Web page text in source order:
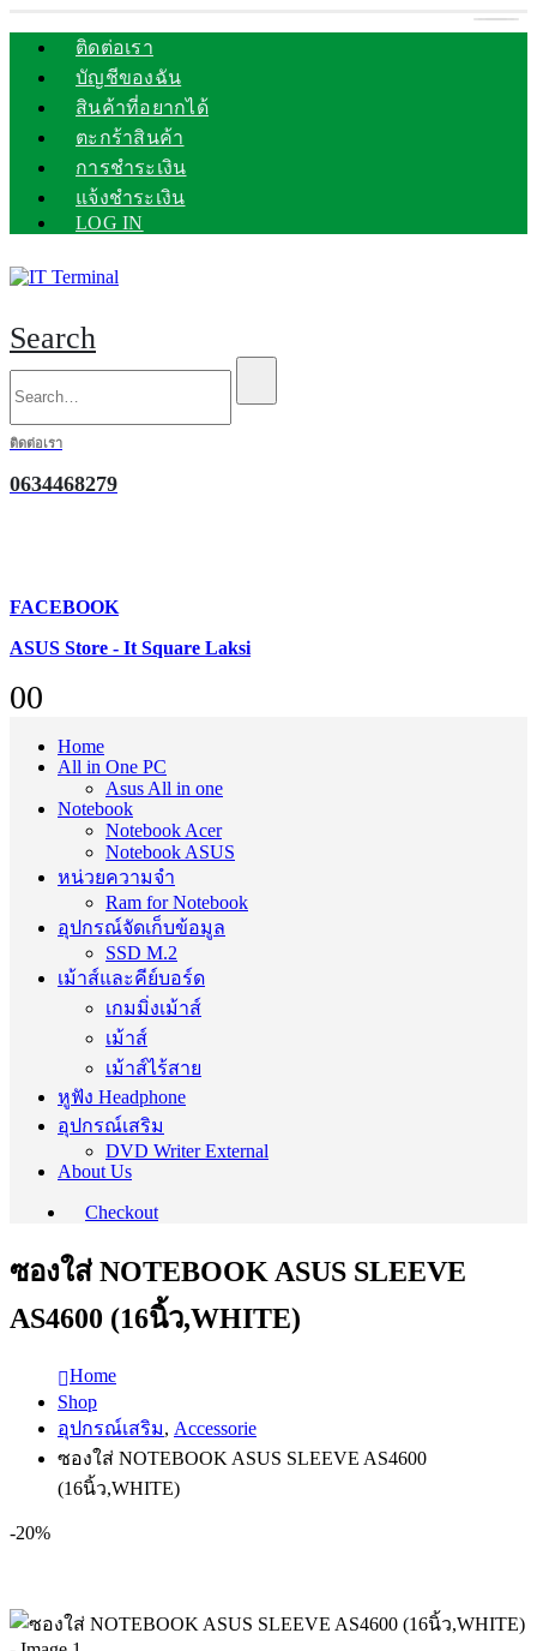
ติดต่อเรา
บัญชีของฉัน
สินค้าที่อยากได้
ตะกร้าสินค้า
การชำระเงิน
แจ้งชำระเงิน
LOG IN
Search
ติดต่อเรา
0634468279
FACEBOOK
ASUS Store - It Square Laksi
00
Home
All in One PC
Asus All in one
Notebook
Notebook Acer
Notebook ASUS
หน่วยความจำ
Ram for Notebook
อุปกรณ์จัดเก็บข้อมูล
SSD M.2
เม้าส์และคีย์บอร์ด
เกมมิ่งเม้าส์
เม้าส์
เม้าส์ไร้สาย
หูฟัง Headphone
อุปกรณ์เสริม
DVD Writer External
About Us
Checkout
ซองใส่ NOTEBOOK ASUS SLEEVE
AS4600 (16นิ้ว,WHITE)
Home
Shop
อุปกรณ์เสริม, Accessorie
ซองใส่ NOTEBOOK ASUS SLEEVE AS4600
(16นิ้ว,WHITE)
-20%